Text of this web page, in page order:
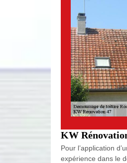
KW
Pour l’application
expérience dans le